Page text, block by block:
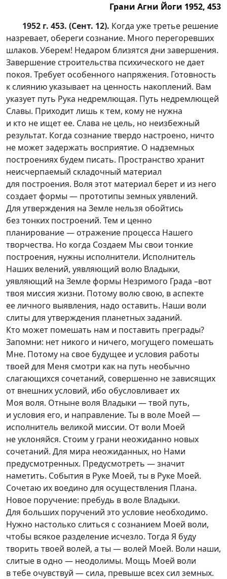
Грани Агни Йоги 1952, 453
1952 г. 453. (Сент. 12). Когда уже третье решение
назревает, обереги сознание. Много перегоревших
шлаков. Уберем! Недаром близятся дни завершения.
Завершение строительства психического не дает
покоя. Требует особенного напряжения. Готовность
к слиянию указывает на ценность накоплений. Вам
указует путь Рука недремлющая. Путь недремлющей
Славы. Приходит лишь к тем, кому не нужна
и кто не ищет ее. Слава не цель, но неизбежный
результат. Когда сознание твердо настроено, ничто
не может задержать восприятие. О надземных
построениях будем писать. Пространство хранит
неисчерпаемый складочный материал
для построения. Воля этот материал берет и из него
создает формы — прототипы земных уявлений.
Для утверждения на Земле нельзя обойтись
без тонких построений. Тем и ценно
планирование — отражение процесса Нашего
творчества. Но когда Создаем Мы свои тонкие
построения, нужны исполнители. Исполнитель
Наших велений, уявляющий волю Владыки,
уявляющий на Земле формы Незримого Града –вот
твоя миссия жизни. Потому волю свою, в аспекте
ее личного выявления, надо оставить. Наши воли
слиты для утверждения планетных заданий.
Кто может помешать нам и поставить преграды?
Запомни: нет никого и ничего, могущего помешать
Мне. Потому на свое будущее и условия работы
твоей для Меня смотри как на путь необычно
слагающихся сочетаний, совершенно не зависящих
от внешних условий, ибо обусловливает их
Моя воля. Отныне воля Владыки — твой путь,
и условия его, и направление. Ты в воле Моей —
исполнитель великой миссии. От воли Моей
не уклоняйся. Стоим у грани неожиданно новых
сочетаний. Для мира неожиданных, но Нами
предусмотренных. Предусмотреть — значит
наметить. События в Руке Моей, ты в Руке Моей.
Сочетаю их воедино для осуществления Плана.
Новое поручение: пребудь в воле Владыки.
Для больших поручений это условие необходимо.
Нужно настолько слиться с сознанием Моей воли,
чтобы всякое разделение исчезло. Тогда Я буду
творить твоей волей, а ты — волей Моей. Воли наши,
слитые в одно — неодолимы. Мощь Моей воли
в тебе очувствуй — сила, превыше всех сил земных.